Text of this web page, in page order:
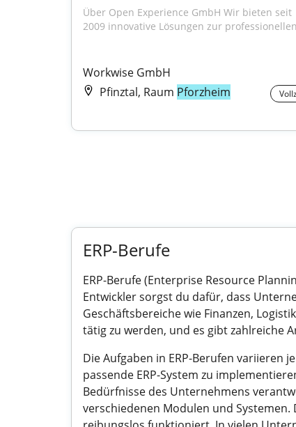
Über Open Experience GmbH Wir bieten seit
2009 innovative Lösungen zur
Workwise GmbH
Pfinztal, Raum Pforzheim
ERP-Berufe
ERP-Berufe (Enterprise Resource
Entwickler sorgst du dafür, dass
Geschäftsbereiche wie Finanzen,
tätig zu werden, und es gibt zahlreiche
Die Aufgaben in ERP-Berufen variieren
passende ERP-System zu
Bedürfnisse des Unternehmens
verschiedenen Modulen und